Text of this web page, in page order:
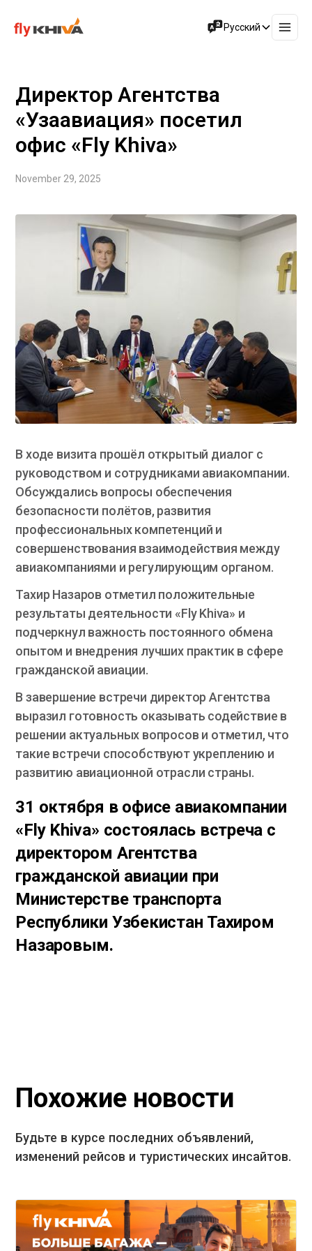
Русский
Директор Агентства
«Узаавиация» посетил
офис «Fly Khiva»
November 29, 2025
31 октября в офисе авиакомпании
«Fly Khiva» состоялась встреча с
директором Агентства
гражданской авиации при
Министерстве транспорта
Республики Узбекистан Тахиром
Назаровым.
В ходе визита прошёл открытый диалог с
руководством и сотрудниками авиакомпании.
Обсуждались вопросы обеспечения
безопасности полётов, развития
профессиональных компетенций и
совершенствования взаимодействия между
авиакомпаниями и регулирующим органом.
Тахир Назаров отметил положительные
результаты деятельности «Fly Khiva» и
подчеркнул важность постоянного обмена
опытом и внедрения лучших практик в сфере
гражданской авиации.
В завершение встречи директор Агентства
выразил готовность оказывать содействие в
решении актуальных вопросов и отметил, что
такие встречи способствуют укреплению и
развитию авиационной отрасли страны.
Похожие новости
Будьте в курсе последних объявлений,
изменений рейсов и туристических инсайтов.